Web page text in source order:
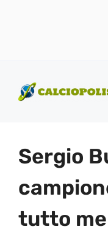
contenuto
Sergio
tutto